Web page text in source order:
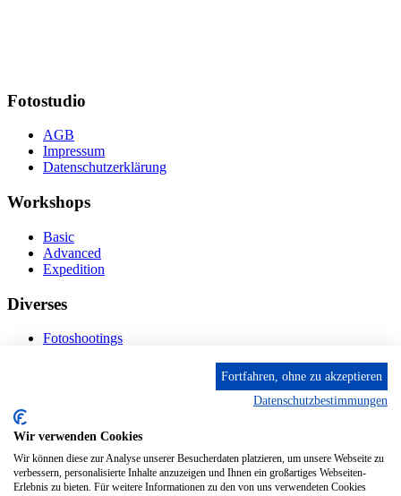
Fotostudio
AGB
Impressum
Datenschutzerklärung
Workshops
Basic
Advanced
Expedition
Diverses
Fotoshootings
Kontakt
Fröhnstr. 4-8, 66954 Pirmasens
Diese E-Mail-Adresse ist vor Spambots geschützt! Zur
Anzeige muss JavaScript eingeschaltet sein.
Mobil: + 49 (0) 176/84 62 18 86
Fortfahren, ohne zu akzeptieren
Datenschutzbestimmungen
Wir verwenden Cookies
Wir können diese zur Analyse unserer Besucherdaten platzieren, um unsere Webseite zu
verbessern, personalisierte Inhalte anzuzeigen und Ihnen ein großartiges Webseiten-
Erlebnis zu bieten. Für weitere Informationen zu den von uns verwendeten Cookies